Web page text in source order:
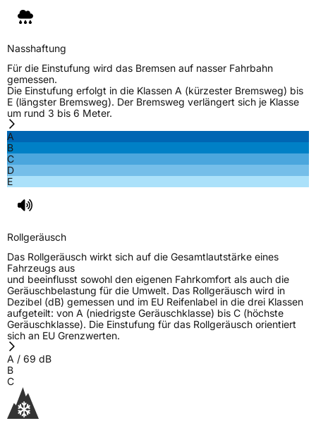
Nasshaftung
Für die Einstufung wird das Bremsen auf nasser Fahrbahn
gemessen.
Die Einstufung erfolgt in die Klassen A (kürzester Bremsweg) bis
E (längster Bremsweg). Der Bremsweg verlängert sich je Klasse
um rund 3 bis 6 Meter.
A
B
C
D
E
Rollgeräusch
Das Rollgeräusch wirkt sich auf die Gesamtlautstärke eines
Fahrzeugs aus
und beeinflusst sowohl den eigenen Fahrkomfort als auch die
Geräuschbelastung für die Umwelt. Das Rollgeräusch wird in
Dezibel (dB) gemessen und im EU Reifenlabel in die drei Klassen
aufgeteilt: von A (niedrigste Geräuschklasse) bis C (höchste
Geräuschklasse). Die Einstufung für das Rollgeräusch orientiert
sich an EU Grenzwerten.
A / 69 dB
B
C